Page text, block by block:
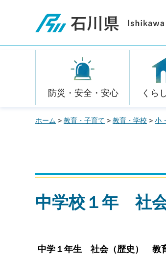
石川県
防災・安全・安心 くら
ホーム > 教育・子育て > 教育・学校 > 小
中学校１年 社
中学１年生 社会（歴史） 教